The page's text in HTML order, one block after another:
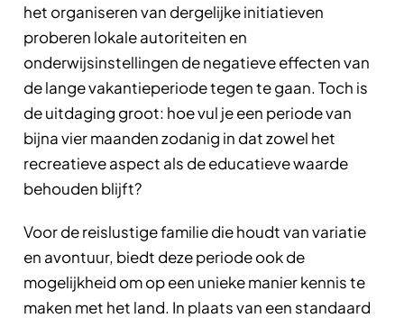
het organiseren van dergelijke initiatieven
proberen lokale autoriteiten en
onderwijsinstellingen de negatieve effecten van
de lange vakantieperiode tegen te gaan. Toch is
de uitdaging groot: hoe vul je een periode van
bijna vier maanden zodanig in dat zowel het
recreatieve aspect als de educatieve waarde
behouden blijft?
Voor de reislustige familie die houdt van variatie
en avontuur, biedt deze periode ook de
mogelijkheid om op een unieke manier kennis te
maken met het land. In plaats van een standaard